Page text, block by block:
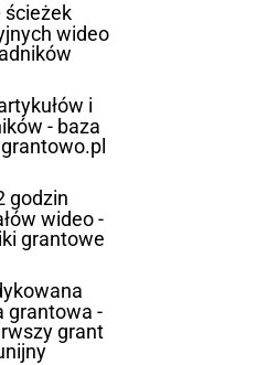
ścieżek
wideo
i
- baza
godzin
wideo -
grantowe
grantowa -
grant